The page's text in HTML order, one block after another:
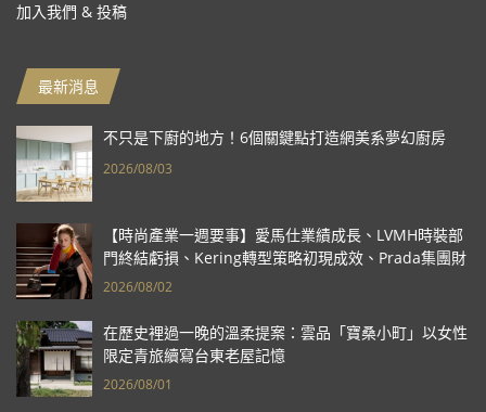
加入我們 & 投稿
最新消息
不只是下廚的地方！6個關鍵點打造網美系夢幻廚房
2026/08/03
【時尚產業一週要事】愛馬仕業績成長、LVMH時裝部
門終結虧損、Kering轉型策略初現成效、Prada集團財
報亮眼
2026/08/02
在歷史裡過一晚的溫柔提案：雲品「寶桑小町」以女性
限定青旅續寫台東老屋記憶
2026/08/01